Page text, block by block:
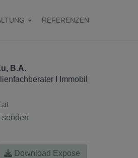
REFERENZEN
B.A.
I Immobilienanalyst
senden
Download Expose